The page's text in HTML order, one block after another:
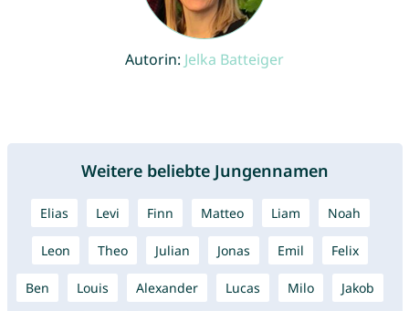
Autorin: Jelka Batteiger
Weitere beliebte Jungennamen
Elias Levi Finn Matteo Liam Noah
Leon Theo Julian Jonas Emil Felix
Ben Louis Alexander Lucas Milo Jakob